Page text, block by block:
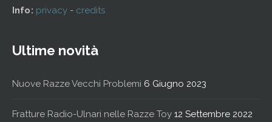
Info: privacy - credits
Ultime novità
Nuove Razze Vecchi Problemi 6 Giugno 2023
Fratture Radio-Ulnari nelle Razze Toy 12 Settembre 2022